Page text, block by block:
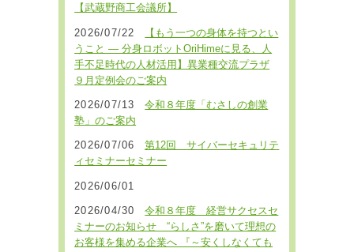
【武蔵野商工会議所】
2026/07/22
【もう一つの身体を持つとい
うこと ― 分身ロボットOriHimeに見る、人
手不足時代の人材活用】異業種交流プラザ
９月定例会のご案内
2026/07/13
令和８年度「むさしの創業
塾」のご案内
2026/07/06
第12回 サイバーセキュリテ
ィセミナーセミナー
2026/06/01
2026/04/30
令和８年度 経営サクセスセ
ミナーのお知らせ “らしさ”を磨いて理想の
お客様を集める企業へ 『～安くしなくても